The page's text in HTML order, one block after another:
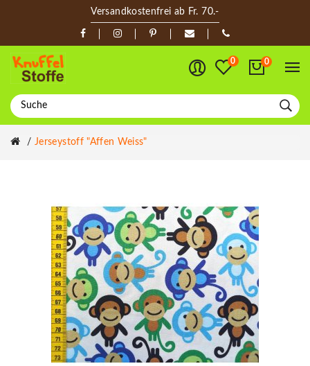
Versandkostenfrei ab Fr. 70.-
0 0
Jerseystoff "Affen Weiss"